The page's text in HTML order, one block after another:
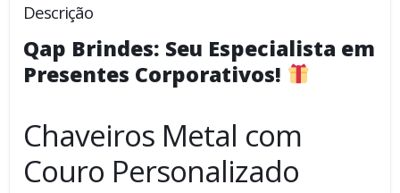
Descrição
Qap Brindes: Seu Especialista em
Presentes Corporativos!
Chaveiros Metal com
Couro Personalizado